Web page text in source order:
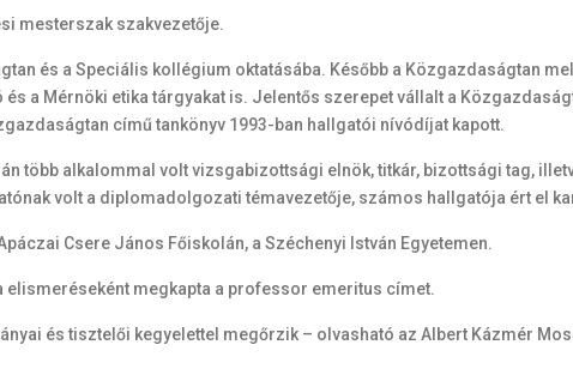
mesterszak szakvezetője.
és a Speciális kollégium oktatásába. Később a Közgazdaságtan
a Mérnöki etika tárgyakat is. Jelentős szerepet vállalt a
című tankönyv 1993-ban hallgatói nívódíjat kapott.
több alkalommal volt vizsgabizottsági elnök, titkár, bizottsági tag,
volt a diplomadolgozati témavezetője, számos hallgatója ért el
Csere János Főiskolán, a Széchenyi István Egyetemen.
elismeréseként megkapta a professor emeritus címet.
és tisztelői kegyelettel megőrzik – olvasható az Albert Kázmér